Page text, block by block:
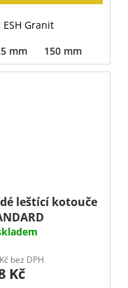
ESH Granit
mm
150 mm
leštící kotouče
bez DPH
Kč